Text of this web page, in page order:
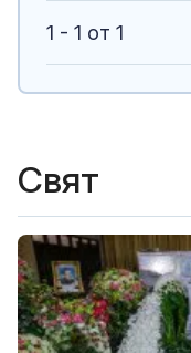
1 - 1 от 1
Свят